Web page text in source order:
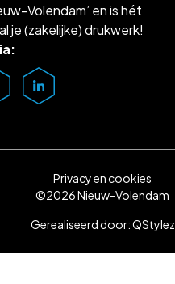
Volendam’ en is hét
je (zakelijke) drukwerk!
Privacy en cookies
©2026 Nieuw-Volendam
Gerealiseerd door:QStylez